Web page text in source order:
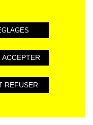
ACCEPTER
REFUSER